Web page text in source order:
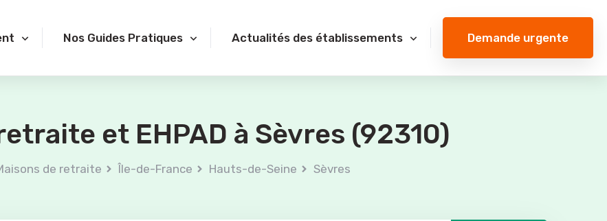
Nos Guides Pratiques Actualités des établissements Demande urgente
et EHPAD à Sèvres (92310)
de retraite Île-de-France Hauts-de-Seine Sèvres